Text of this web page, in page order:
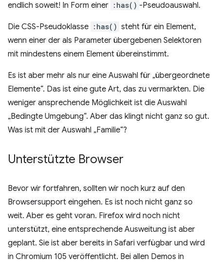
endlich soweit! In Form einer :has() -Pseudoauswahl.
Die CSS-Pseudoklasse :has() steht für ein Element,
wenn einer der als Parameter übergebenen Selektoren
mit mindestens einem Element übereinstimmt.
Es ist aber mehr als nur eine Auswahl für „übergeordnete
Elemente“. Das ist eine gute Art, das zu vermarkten. Die
weniger ansprechende Möglichkeit ist die Auswahl
„Bedingte Umgebung“. Aber das klingt nicht ganz so gut.
Was ist mit der Auswahl „Familie“?
Unterstützte Browser
Bevor wir fortfahren, sollten wir noch kurz auf den
Browsersupport eingehen. Es ist noch nicht ganz so
weit. Aber es geht voran. Firefox wird noch nicht
unterstützt, eine entsprechende Ausweitung ist aber
geplant. Sie ist aber bereits in Safari verfügbar und wird
in Chromium 105 veröffentlicht. Bei allen Demos in